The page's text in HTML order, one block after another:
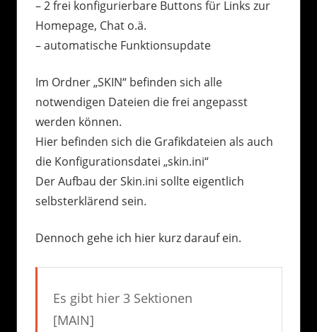
– 2 frei konfigurierbare Buttons für Links zur
Homepage, Chat o.ä.
– automatische Funktionsupdate
Im Ordner „SKIN“ befinden sich alle
notwendigen Dateien die frei angepasst
werden können.
Hier befinden sich die Grafikdateien als auch
die Konfigurationsdatei „skin.ini“
Der Aufbau der Skin.ini sollte eigentlich
selbsterklärend sein.
Dennoch gehe ich hier kurz darauf ein.
Es gibt hier 3 Sektionen
[MAIN]